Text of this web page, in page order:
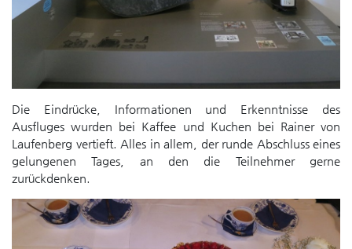
Die Eindrücke, Informationen und Erkenntnisse des
Ausfluges wurden bei Kaffee und Kuchen bei Rainer von
Laufenberg vertieft. Alles in allem, der runde Abschluss eines
gelungenen Tages, an den die Teilnehmer gerne
zurückdenken.